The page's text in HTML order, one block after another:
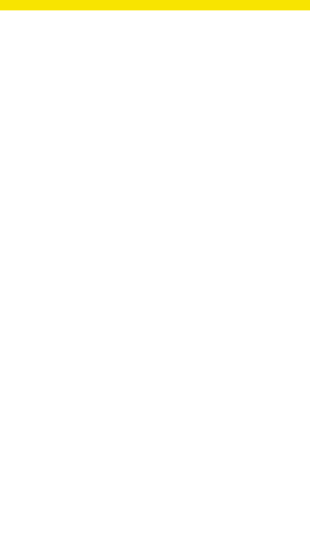
на планировавшиеся ранее 5,7%, а на 11,9%.